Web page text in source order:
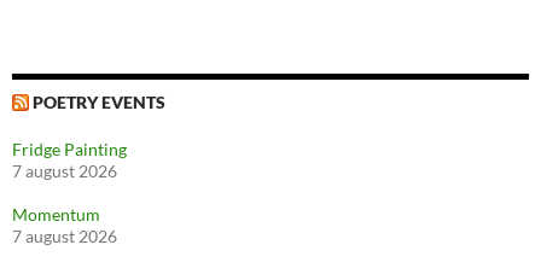
POETRY EVENTS
Fridge Painting
7 august 2026
Momentum
7 august 2026